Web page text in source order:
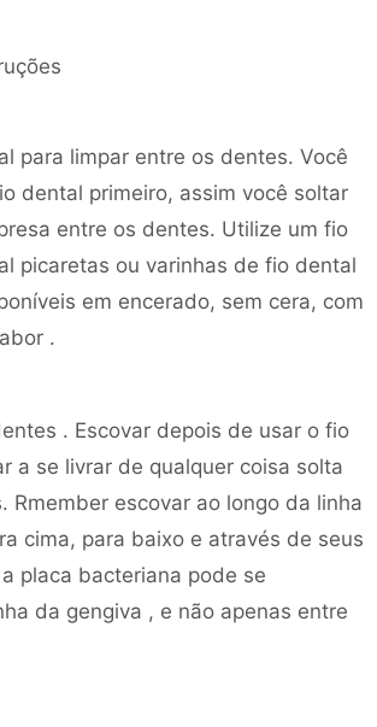
para limpar entre os dentes. Você
dental primeiro, assim você soltar
entre os dentes. Utilize um fio
picaretas ou varinhas de fio dental
em encerado, sem cera, com
.
. Escovar depois de usar o fio
a se livrar de qualquer coisa solta
Rmember escovar ao longo da linha
cima, para baixo e através de seus
placa bacteriana pode se
da gengiva , e não apenas entre